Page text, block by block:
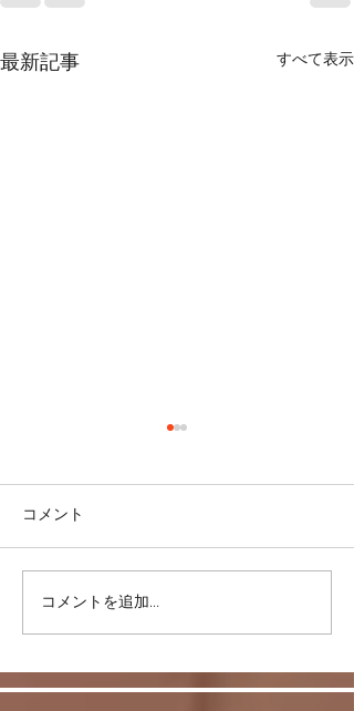
最新記事 すべて表示
リバウンドを避けるに
は・・・
コメント
コメントを追加…